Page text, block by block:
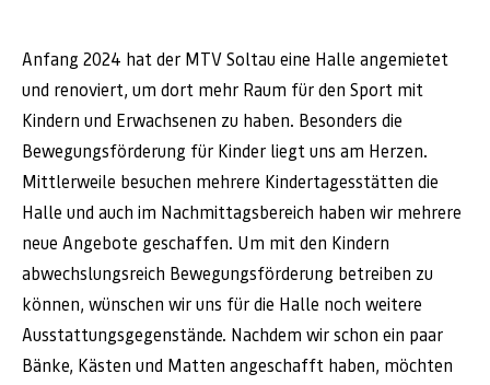
Anfang 2024 hat der MTV Soltau eine Halle angemietet
und renoviert, um dort mehr Raum für den Sport mit
Kindern und Erwachsenen zu haben. Besonders die
Bewegungsförderung für Kinder liegt uns am Herzen.
Mittlerweile besuchen mehrere Kindertagesstätten die
Halle und auch im Nachmittagsbereich haben wir mehrere
neue Angebote geschaffen. Um mit den Kindern
abwechslungsreich Bewegungsförderung betreiben zu
können, wünschen wir uns für die Halle noch weitere
Ausstattungsgegenstände. Nachdem wir schon ein paar
Bänke, Kästen und Matten angeschafft haben, möchten